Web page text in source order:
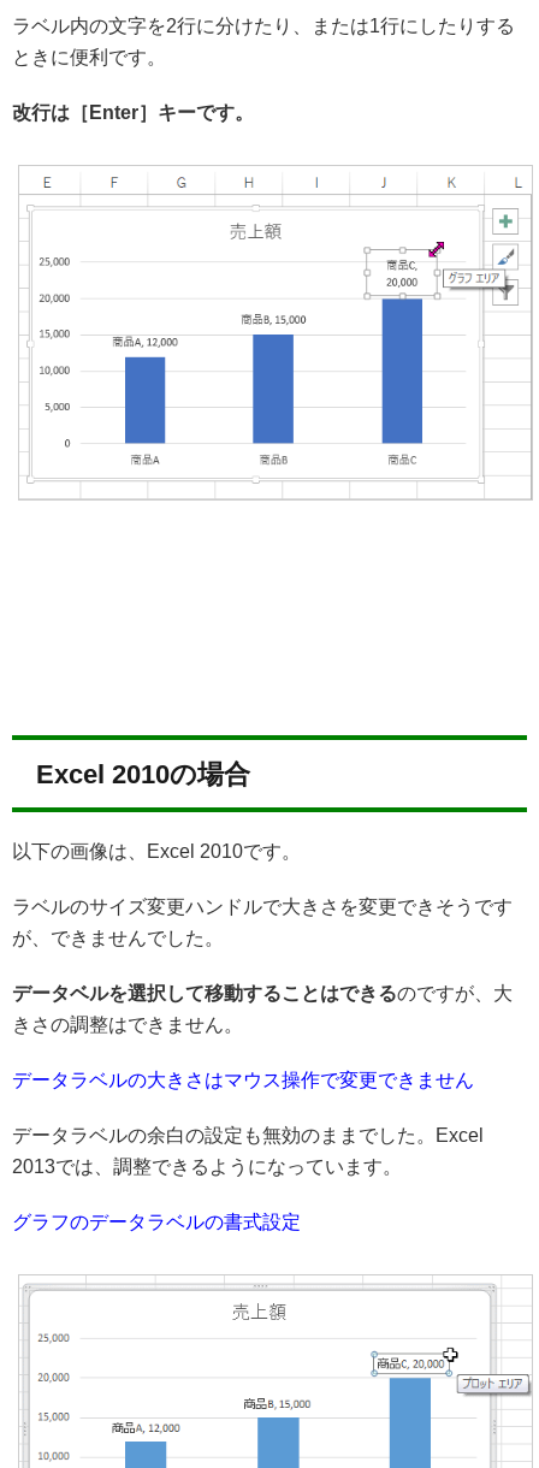
ラベル内の文字を2行に分けたり、または1行にしたりする
ときに便利です。
改行は［Enter］キーです。
Excel 2010の場合
以下の画像は、Excel 2010です。
ラベルのサイズ変更ハンドルで大きさを変更できそうです
が、できませんでした。
データベルを選択して移動することはできるのですが、大
きさの調整はできません。
データラベルの大きさはマウス操作で変更できません
データラベルの余白の設定も無効のままでした。Excel
2013では、調整できるようになっています。
グラフのデータラベルの書式設定